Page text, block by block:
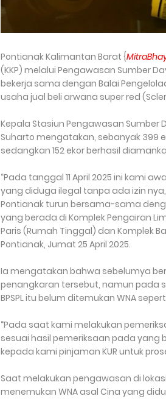
Pontianak Kalimantan Barat {
(KKP) melalui Pengawasan Sumber
bekerja sama dengan Balai
usaha jual beli arwana super red
Kepala Stasiun Pengawasan Sumber
Suharto mengatakan, sebanyak 399
sedangkan 152 ekor berhasil
“Pada tanggal 11 April 2025 ini kami
yang diduga ilegal tanpa ada izin
Pontianak turun bersama-sama
yang berada di Komplek Pengairan
Paris (Rumah Tinggal) dan Komplek
Pontianak, Jumat 25 April 2025.
Ia mengatakan bahwa sebelumya
penangkaran tersebut, namun pada
BPSPL itu belum ditemukan WNA
“Pada saat kami melakukan
sesuai hasil pemeriksaan pada
kepada kami pinjaman KUR untuk
Saat melakukan pengawasan di
menemukan WNA asal Cina yang